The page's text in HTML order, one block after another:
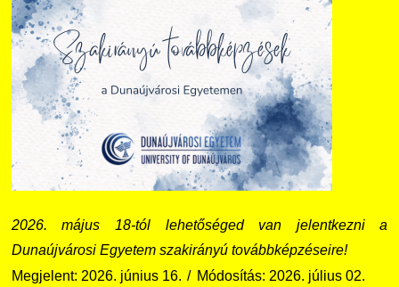
2026. május 18-tól lehetőséged van jelentkezni a
Dunaújvárosi Egyetem szakirányú továbbképzéseire!
Megjelent: 2026. június 16.
Módosítás: 2026. július 02.